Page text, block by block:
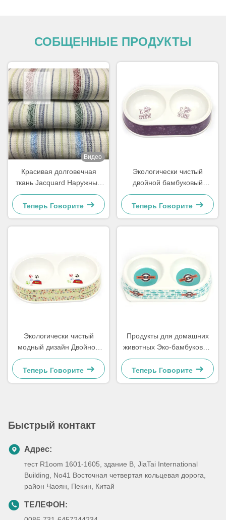
СОБЩЕННЫЕ ПРОДУКТЫ
Видео
Красивая долговечная
ткань Jacquard Наружные
подушки Sunbrella ткань
Теперь Говорите
Экологически чистый
двойной бамбуковый
портативный котёл для
собак и домашних
животных
Теперь Говорите
Экологически чистый
модный дизайн Двойной
бамбуковый питомец
Теперь Говорите
Продукты для домашних
животных Эко-бамбуковые
волокна для собак
Теперь Говорите
Быстрый контакт
Адрес:
тест R1oom 1601-1605, здание B, JiaTai International
Building, No41 Восточная четвертая кольцевая дорога,
район Чаоян, Пекин, Китай
ТЕЛЕФОН: